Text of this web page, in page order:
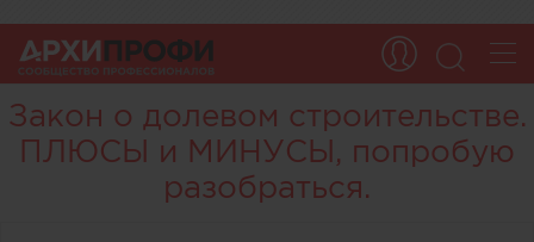
Закон о долевом строительстве.
ПЛЮСЫ и МИНУСЫ, попробую
разобраться.